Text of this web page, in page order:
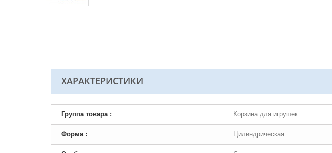
ХАРАКТЕРИСТИКИ
Группа товара : Корзина для игрушек
Форма : Цилиндрическая